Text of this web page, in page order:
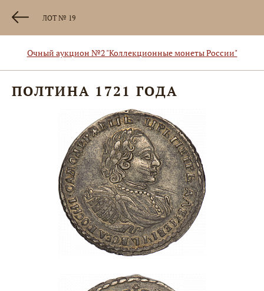
ЛОТ № 19
Очный аукцион №2 "Коллекционные монеты России"
ПОЛТИНА 1721 ГОДА